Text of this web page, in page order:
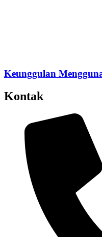
Keunggulan
Kontak